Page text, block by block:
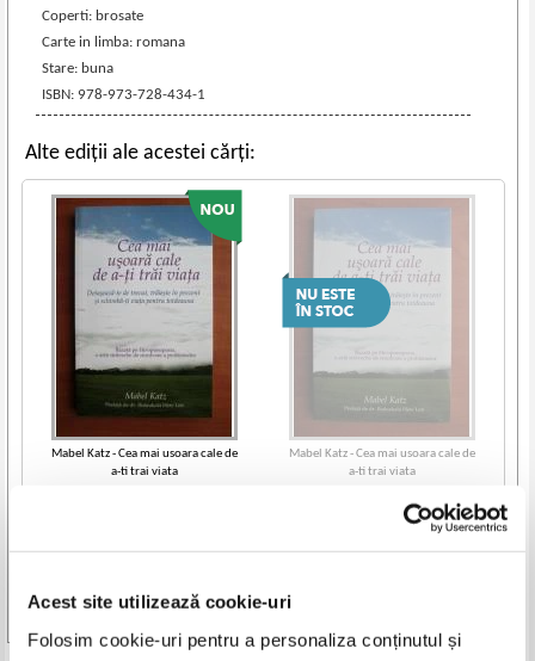
Acest site utilizează cookie-uri
Folosim cookie-uri pentru a personaliza conținutul și
Coperti: brosate
Carte in limba: romana
Stare: buna
ISBN: 978-973-728-434-1
Alte ediții ale acestei cărți:
Mabel Katz - Cea mai usoara cale de
a-ti trai viata
Mabel Katz - Cea mai usoara cale de
a-ti trai viata